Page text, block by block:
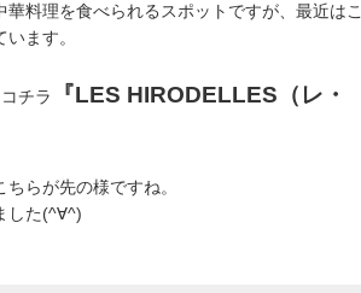
料理を食べられるスポットですが、最近はこ
ます。
チラ
『LES HIRODELLES（レ・
らが先の様ですね。
した(^∀^)